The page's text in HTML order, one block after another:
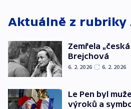
Aktuálně z rubriky
Zemřela
Brejchová
6. 2. 2026 6. 2. 2026
Le Pen byl
výroků a